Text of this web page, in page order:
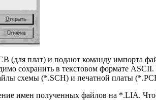
(для плат) и подают команду импорта
сохранить в текстовом формате
схемы (*.SCH) и печатной платы
имен полученных файлов на *.LIA.